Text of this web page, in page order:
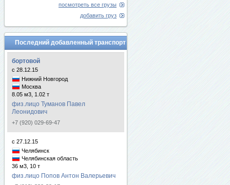
посмотреть все грузы
добавить груз
Последний добавленный транспорт
бортовой
с 28.12.15
Нижний Новгород
Москва
8.05 м3, 1.02 т
физ.лицо Туманов Павел
Леонидович
+7 (920) 029-69-47
с 27.12.15
Челябинск
Челябинская область
36 м3, 10 т
физ.лицо Попов Антон Валерьевич